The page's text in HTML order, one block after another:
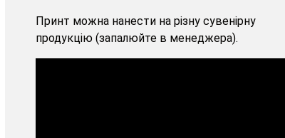
Принт можна нанести на різну сувенірну
продукцію (запалюйте в менеджера).